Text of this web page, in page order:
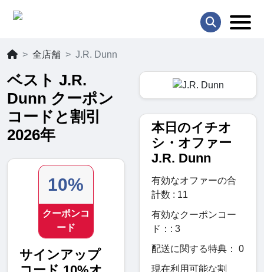
全店舗 J.R. Dunn
ベスト J.R.
Dunn クーポン
コードと割引
2026年
10%
クーポンコ
ード
サインアップ
本日のイチオ
シ・オファー
J.R. Dunn
有効なオファーの合
計数 : 11
有効なクーポンコー
ド：: 3
配送に関する特典： 0
現在利用可能な割